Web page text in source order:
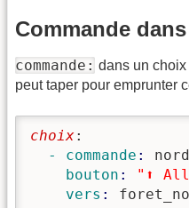
Commande
commande: dans un
peut taper pour emprunter
choix:
  - commande
: nord
    bouton
:
"⬆️
    vers
: